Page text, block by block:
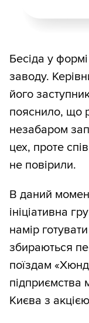
Бесіда у
заводу.
його
пояснило, що
незабаром
цех, проте
не повірили.
В даний
ініціативна
намір готувати
збираються
поїздам
підприємства
Києва з